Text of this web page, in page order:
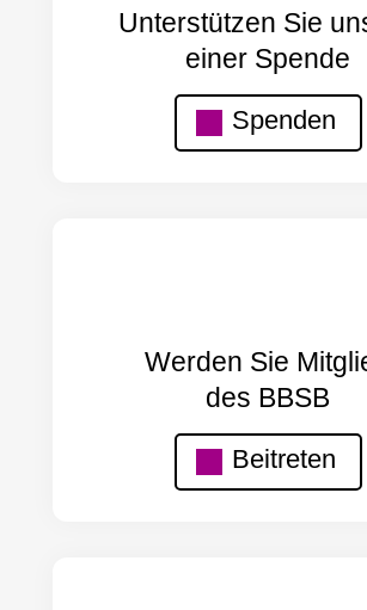
Unterstützen Sie
einer Spende
Spenden
Werden Sie
des BBSB
Beitreten